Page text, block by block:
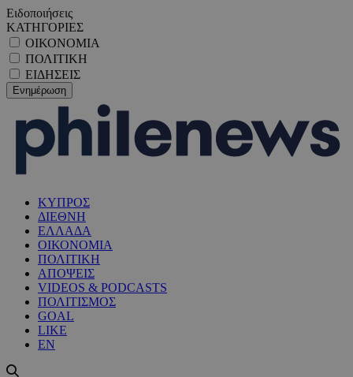
Ειδοποιήσεις
ΚΑΤΗΓΟΡΙΕΣ
ΟΙΚΟΝΟΜΙΑ
ΠΟΛΙΤΙΚΗ
ΕΙΔΗΣΕΙΣ
ΚΥΠΡΟΣ
ΔΙΕΘΝΗ
ΕΛΛΑΔΑ
ΟΙΚΟΝΟΜΙΑ
ΠΟΛΙΤΙΚΗ
ΑΠΟΨΕΙΣ
VIDEOS & PODCASTS
ΠΟΛΙΤΙΣΜΟΣ
GOAL
LIKE
EN